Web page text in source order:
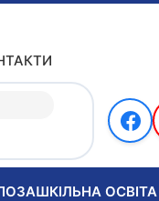
ОСВІТА